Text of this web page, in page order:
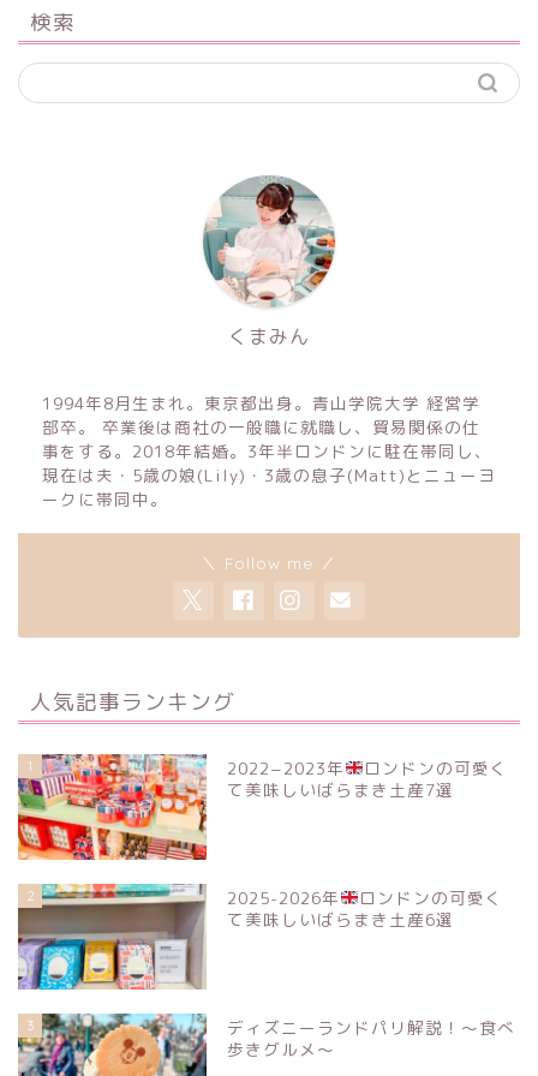
検索
くまみん
1994年8月生まれ。東京都出身。青山学院大学 経営学
部卒。 卒業後は商社の一般職に就職し、貿易関係の仕
事をする。2018年結婚。3年半ロンドンに駐在帯同し、
現在は夫・5歳の娘(Lily)・3歳の息子(Matt)とニューヨ
ークに帯同中。
＼ Follow me ／
人気記事ランキング
1 2022−2023年
ロンドンの可愛く
て美味しいばらまき土産7選
2 2025-2026年
ロンドンの可愛く
て美味しいばらまき土産6選
3
ディズニーランドパリ解説！〜食べ
歩きグルメ〜